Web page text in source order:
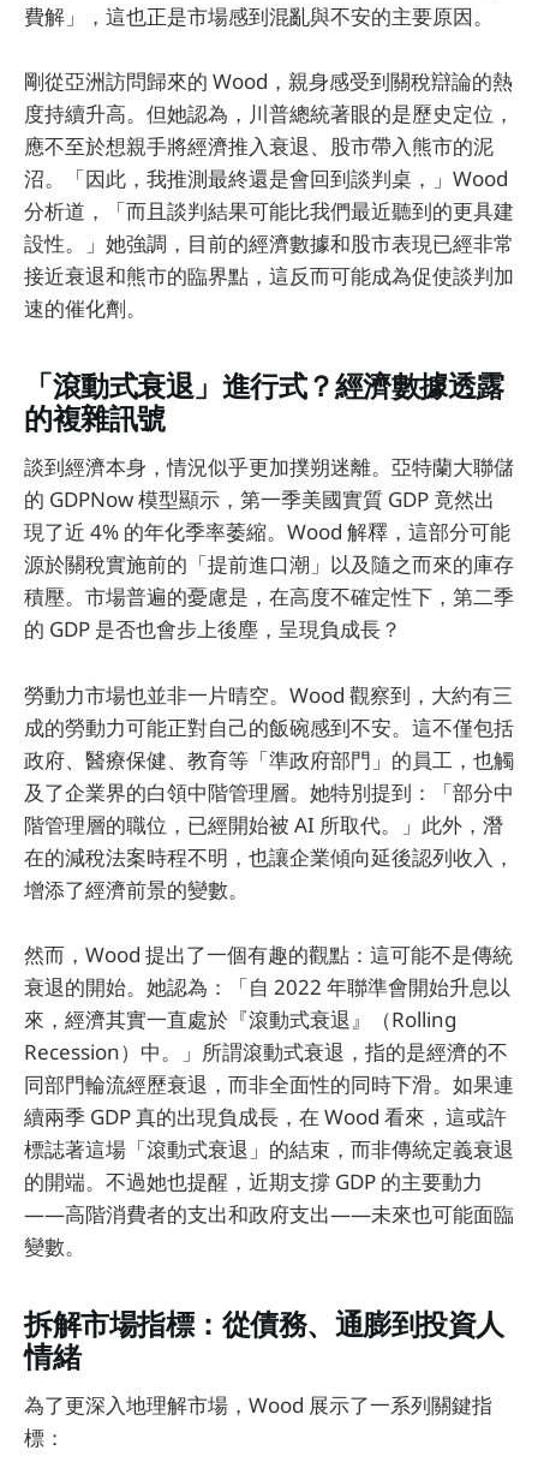
費解」，這也正是市場感到混亂與不安的主要原因。
剛從亞洲訪問歸來的 Wood，親身感受到關稅辯論的熱
度持續升高。但她認為，川普總統著眼的是歷史定位，
應不至於想親手將經濟推入衰退、股市帶入熊市的泥
沼。「因此，我推測最終還是會回到談判桌，」Wood
分析道，「而且談判結果可能比我們最近聽到的更具建
設性。」她強調，目前的經濟數據和股市表現已經非常
接近衰退和熊市的臨界點，這反而可能成為促使談判加
速的催化劑。
「滾動式衰退」進行式？經濟數據透露
的複雜訊號
談到經濟本身，情況似乎更加撲朔迷離。亞特蘭大聯儲
的 GDPNow 模型顯示，第一季美國實質 GDP 竟然出
現了近 4% 的年化季率萎縮。Wood 解釋，這部分可能
源於關稅實施前的「提前進口潮」以及隨之而來的庫存
積壓。市場普遍的憂慮是，在高度不確定性下，第二季
的 GDP 是否也會步上後塵，呈現負成長？
勞動力市場也並非一片晴空。Wood 觀察到，大約有三
成的勞動力可能正對自己的飯碗感到不安。這不僅包括
政府、醫療保健、教育等「準政府部門」的員工，也觸
及了企業界的白領中階管理層。她特別提到：「部分中
階管理層的職位，已經開始被 AI 所取代。」此外，潛
在的減稅法案時程不明，也讓企業傾向延後認列收入，
增添了經濟前景的變數。
然而，Wood 提出了一個有趣的觀點：這可能不是傳統
衰退的開始。她認為：「自 2022 年聯準會開始升息以
來，經濟其實一直處於『滾動式衰退』（Rolling
Recession）中。」所謂滾動式衰退，指的是經濟的不
同部門輪流經歷衰退，而非全面性的同時下滑。如果連
續兩季 GDP 真的出現負成長，在 Wood 看來，這或許
標誌著這場「滾動式衰退」的結束，而非傳統定義衰退
的開端。不過她也提醒，近期支撐 GDP 的主要動力
——高階消費者的支出和政府支出——未來也可能面臨
變數。
拆解市場指標：從債務、通膨到投資人
情緒
為了更深入地理解市場，Wood 展示了一系列關鍵指
標：